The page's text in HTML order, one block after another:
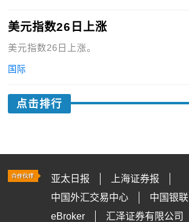
美元指数26日上涨
美元指数26日上涨。
国际
点击排行
亚太日报
上海证券报
中国外汇交易中心
中国银联
eBroker
汇泽证券有限公司